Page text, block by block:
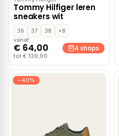
Tommy Hilfiger leren
sneakers wit
36 37 38
+8
vanaf
€ 64,00
tot € 139,90
4 shops
−40%